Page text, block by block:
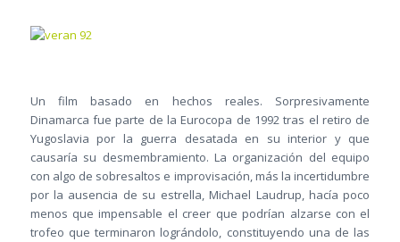
Un film basado en hechos reales. Sorpresivamente
Dinamarca fue parte de la Eurocopa de 1992 tras el retiro de
Yugoslavia por la guerra desatada en su interior y que
causaría su desmembramiento. La organización del equipo
con algo de sobresaltos e improvisación, más la incertidumbre
por la ausencia de su estrella, Michael Laudrup, hacía poco
menos que impensable el creer que podrían alzarse con el
trofeo que terminaron lográndolo, constituyendo una de las